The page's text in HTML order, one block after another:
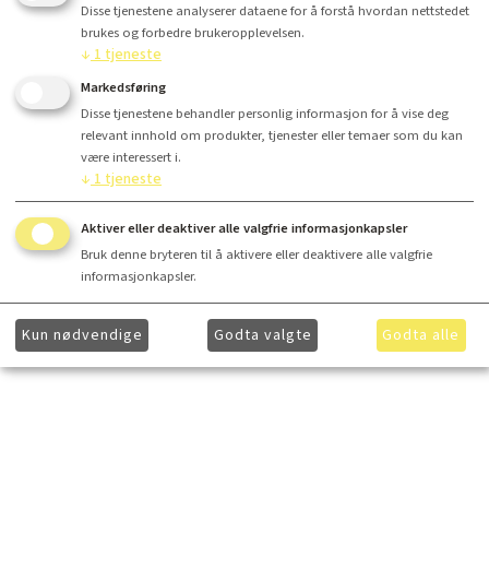
Disse tjenestene analyserer dataene for å forstå hvordan nettstedet
brukes og forbedre brukeropplevelsen.
↓ 1tjeneste
Markedsføring
Disse tjenestene behandler personlig informasjon for å vise deg
relevant innhold om produkter, tjenester eller temaer som du kan
være interessert i.
↓ 1tjeneste
Aktiver eller deaktiver alle valgfrie informasjonkapsler
Bruk denne bryteren til å aktivere eller deaktivere alle valgfrie
informasjonkapsler.
Kun nødvendige Godta valgte Godta alle